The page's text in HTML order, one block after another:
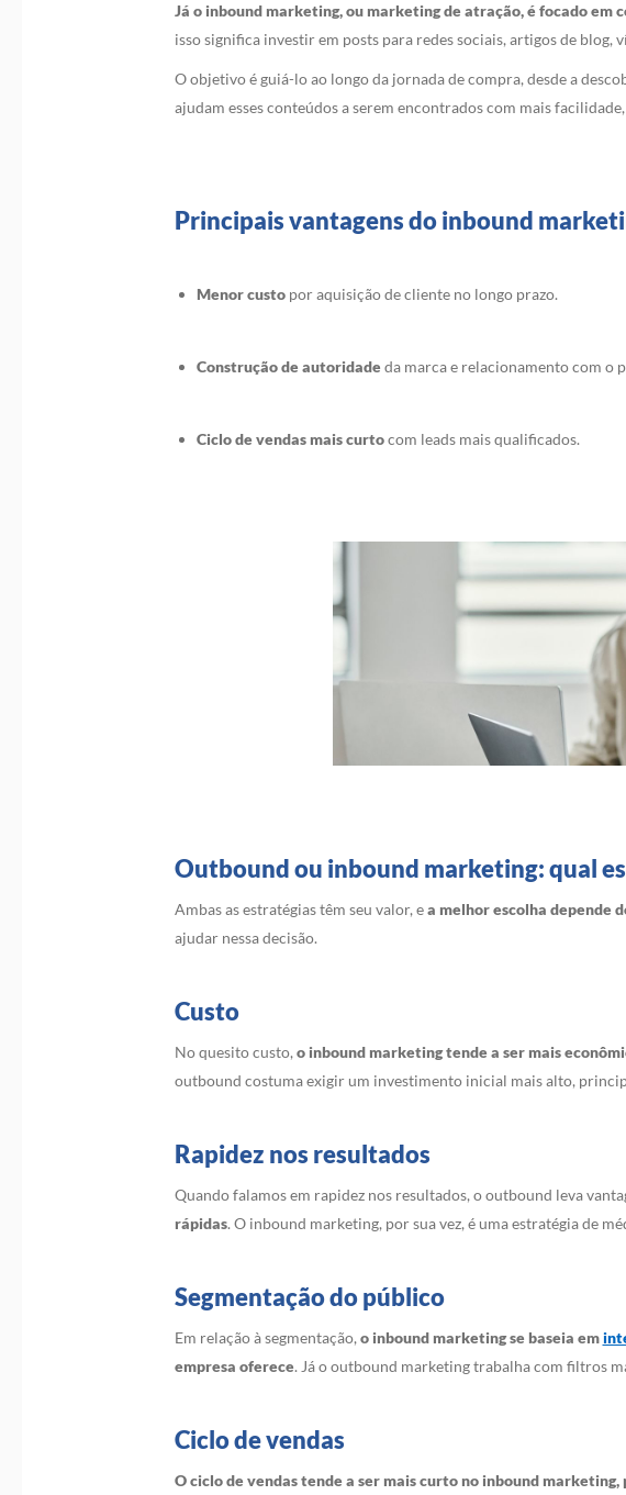
Já o inbound marketing, ou marketing de atração, é focado em
isso significa investir em posts para redes sociais, artigos de
O objetivo é guiá-lo ao longo da jornada de compra, desde a
ajudam esses conteúdos a serem encontrados com mais
Principais vantagens do inbound
Menor custo por aquisição de cliente no longo prazo.
Construção de autoridade da marca e relacionamento com o
Ciclo de vendas mais curtocom leads mais qualificados.
Outbound ou inbound marketing: qual
Ambas as estratégias têm seu valor, ea melhor escolha depende
ajudar nessa decisão.
Custo
No quesito custo, o inbound marketing tende a ser mais
outbound costuma exigir um investimento inicial mais alto,
Rapidez nos resultados
Quando falamos em rapidez nos resultados, o outbound leva
rápidas. O inbound marketing, por sua vez, é uma estratégia de
Segmentação do público
Em relação à segmentação, o inbound marketing se baseia em
empresa oferece. Já o outbound marketing trabalha com filtros
Ciclo de vendas
O ciclo de vendas tende a ser mais curto no inbound